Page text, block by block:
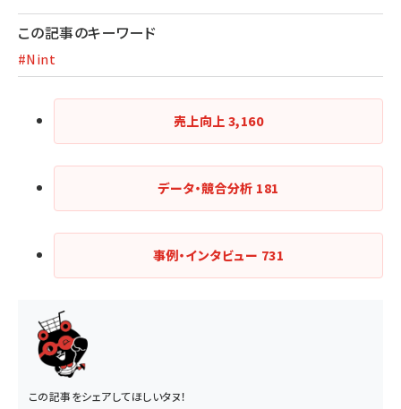
この記事のキーワード
#Nint
売上向上 3,160
データ・競合分析 181
事例・インタビュー 731
この記事をシェアしてほしいタヌ！